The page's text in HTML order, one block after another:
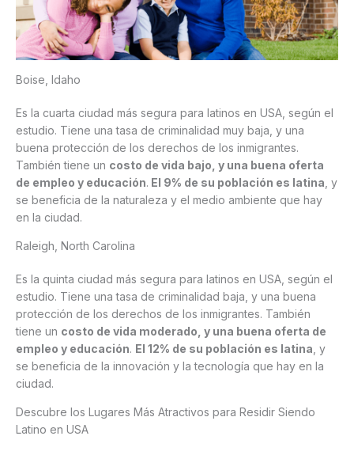
Boise, Idaho
Es la cuarta ciudad más segura para latinos en USA, según el
estudio. Tiene una tasa de criminalidad muy baja, y una
buena protección de los derechos de los inmigrantes.
También tiene un costo de vida bajo, y una buena oferta
de empleo y educación. El 9% de su población es latina , y
se beneficia de la naturaleza y el medio ambiente que hay
en la ciudad.
Raleigh, North Carolina
Es la quinta ciudad más segura para latinos en USA, según el
estudio. Tiene una tasa de criminalidad baja, y una buena
protección de los derechos de los inmigrantes. También
tiene un costo de vida moderado, y una buena oferta de
empleo y educación. El 12% de su población es latina , y
se beneficia de la innovación y la tecnología que hay en la
ciudad.
Descubre los Lugares Más Atractivos para Residir Siendo
Latino en USA